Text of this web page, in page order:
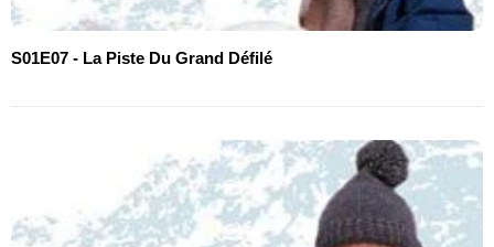
S01E07 - La Piste Du Grand Défilé